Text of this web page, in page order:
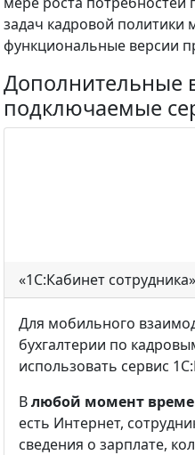
задач кадровой политики
функциональные версии
Дополнительные
подключаемые
«1С:Кабинет сотрудника»
Для мобильного
бухгалтерии по
использовать сервис
Влюбой момент
есть Интернет,
сведения о зарплате,